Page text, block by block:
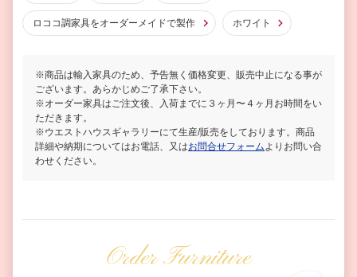
ロココ調家具をオーダーメイドで製作 ホワイト
※商品は輸入家具のため、予告無く価格変更、販売中止になる事が
ございます。あらかじめご了承下さい。
※オーダー家具はご注文後、入荷までに３ヶ月〜４ヶ月お時間をい
ただきます。
※ウエストハウスギャラリーにて生産/販売をしております。商品
詳細や納期についてはお電話、又はお問合せフォーム よりお問い合
わせください。
Order Furniture